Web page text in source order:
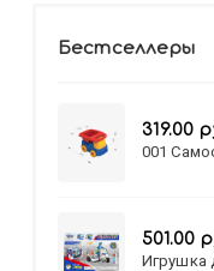
Бестселлеры
319.00
001
501.00
Игрушка